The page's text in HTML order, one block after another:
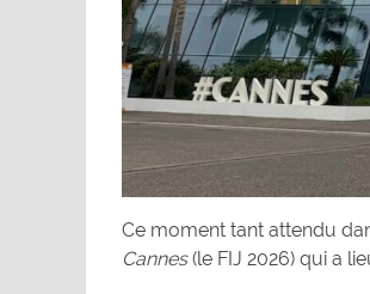
Ce moment tant attendu
Cannes(le FIJ 2026) qui a